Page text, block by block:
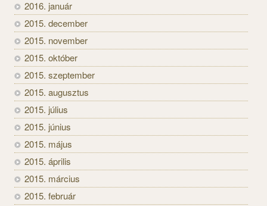
2016. január
2015. december
2015. november
2015. október
2015. szeptember
2015. augusztus
2015. július
2015. június
2015. május
2015. április
2015. március
2015. február